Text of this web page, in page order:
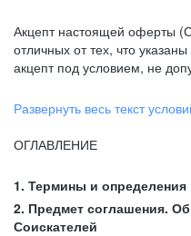
Акцепт настоящей оферты
отличных от тех, что
акцепт под условием, не
Развернуть весь текст
ОГЛАВЛЕНИЕ
1. Термины и определения
2. Предмет соглашения.
Соискателей